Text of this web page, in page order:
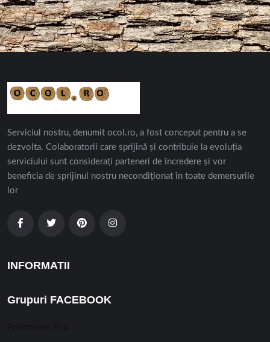
Serviciul nostru, denumit ocol.ro, a fost conceput pentru a se
dezvolta. Colaboratorii care sprijină și contribuie la evoluția
serviciului sunt considerați parteneri de încredere și vor
beneficia de sprijinul nostru necondiționat în toate demersurile
lor
INFORMATII
Grupuri FACEBOOK